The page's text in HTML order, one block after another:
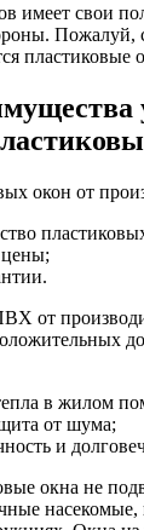
имеет свои
пластиковые
окон от
от
в жилом
от шума;
и
окна не
насекомые,